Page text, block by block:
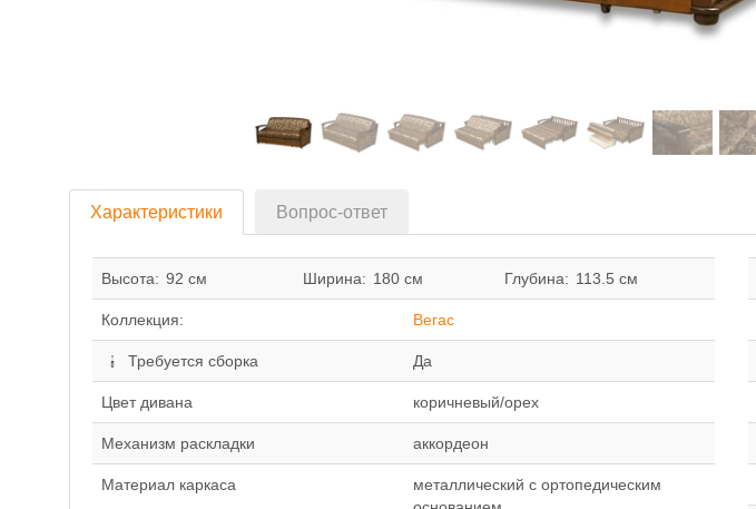
Характеристики Вопрос-ответ
Высота: 92 см Ширина: 180 см Глубина: 113.5 см
Коллекция: Вегас
Требуется сборка Да
Цвет дивана коричневый/орех
Механизм раскладки аккордеон
Материал каркаса
металлический с ортопедическим